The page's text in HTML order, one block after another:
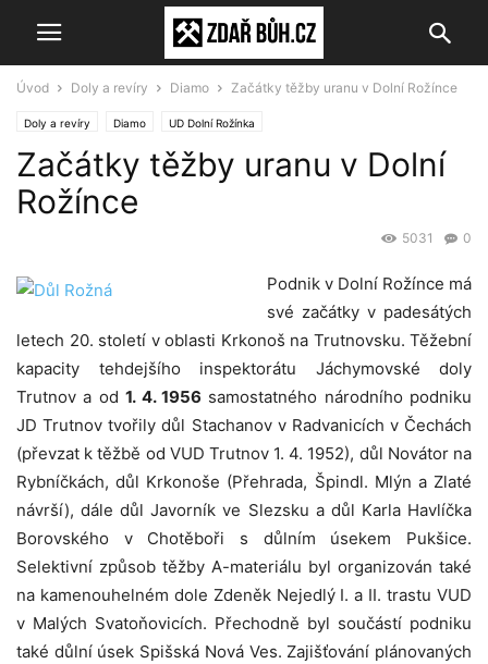
Úvod Doly a revíry Diamo Začátky těžby uranu v Dolní Rožínce
Doly a revíry Diamo UD Dolní Rožínka
Začátky těžby uranu v Dolní
Rožínce
0
5031
Podnik v Dolní Rožínce má
své začátky v padesátých
letech 20. století v oblasti Krkonoš na Trutnovsku. Těžební
kapacity tehdejšího inspektorátu Jáchymovské doly
Trutnov a od1. 4. 1956 samostatného národního podniku
JD Trutnov tvořily důl Stachanov v Radvanicích v Čechách
(převzat k těžbě od VUD Trutnov 1. 4. 1952), důl Novátor na
Rybníčkách, důl Krkonoše (Přehrada, Špindl. Mlýn a Zlaté
návrší), dále důl Javorník ve Slezsku a důl Karla Havlíčka
Borovského v Chotěboři s důlním úsekem Pukšice.
Selektivní způsob těžby A-materiálu byl organizován také
na kamenouhelném dole Zdeněk Nejedlý I. a II. trastu VUD
v Malých Svatoňovicích. Přechodně byl součástí podniku
také důlní úsek Spišská Nová Ves. Zajišťování plánovaných